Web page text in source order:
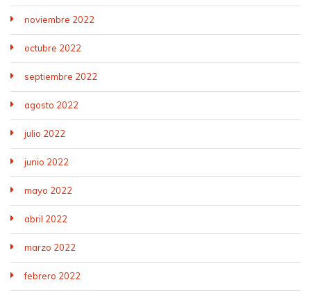
noviembre 2022
octubre 2022
septiembre 2022
agosto 2022
julio 2022
junio 2022
mayo 2022
abril 2022
marzo 2022
febrero 2022